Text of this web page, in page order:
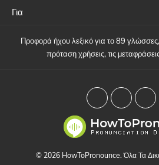
Για
Προφορά ήχου λεξικό για το 89
πρόταση χρήσεις, τις
© 2026 HowToPronounce. Όλα Τα